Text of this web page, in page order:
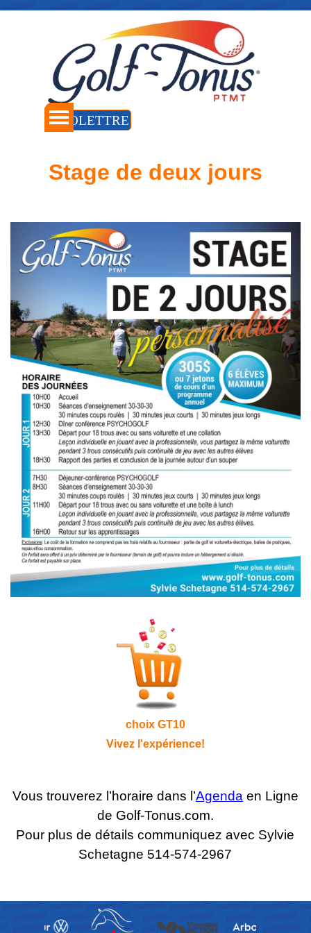
Accueil
INFOLETTRE
Sauter le menu
Stage de deux jours
choix GT10
Vivez l'expérience!
Vous trouverez l’horaire dans l’Agendaen Ligne
de Golf-Tonus.com.
Pour plus de détails communiquez avec Sylvie
Schetagne 514-574-2967